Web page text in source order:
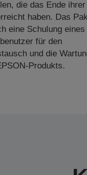
die das Ende ihrer
haben. Das
eine Schulung eines
für den
und die
Produkts.